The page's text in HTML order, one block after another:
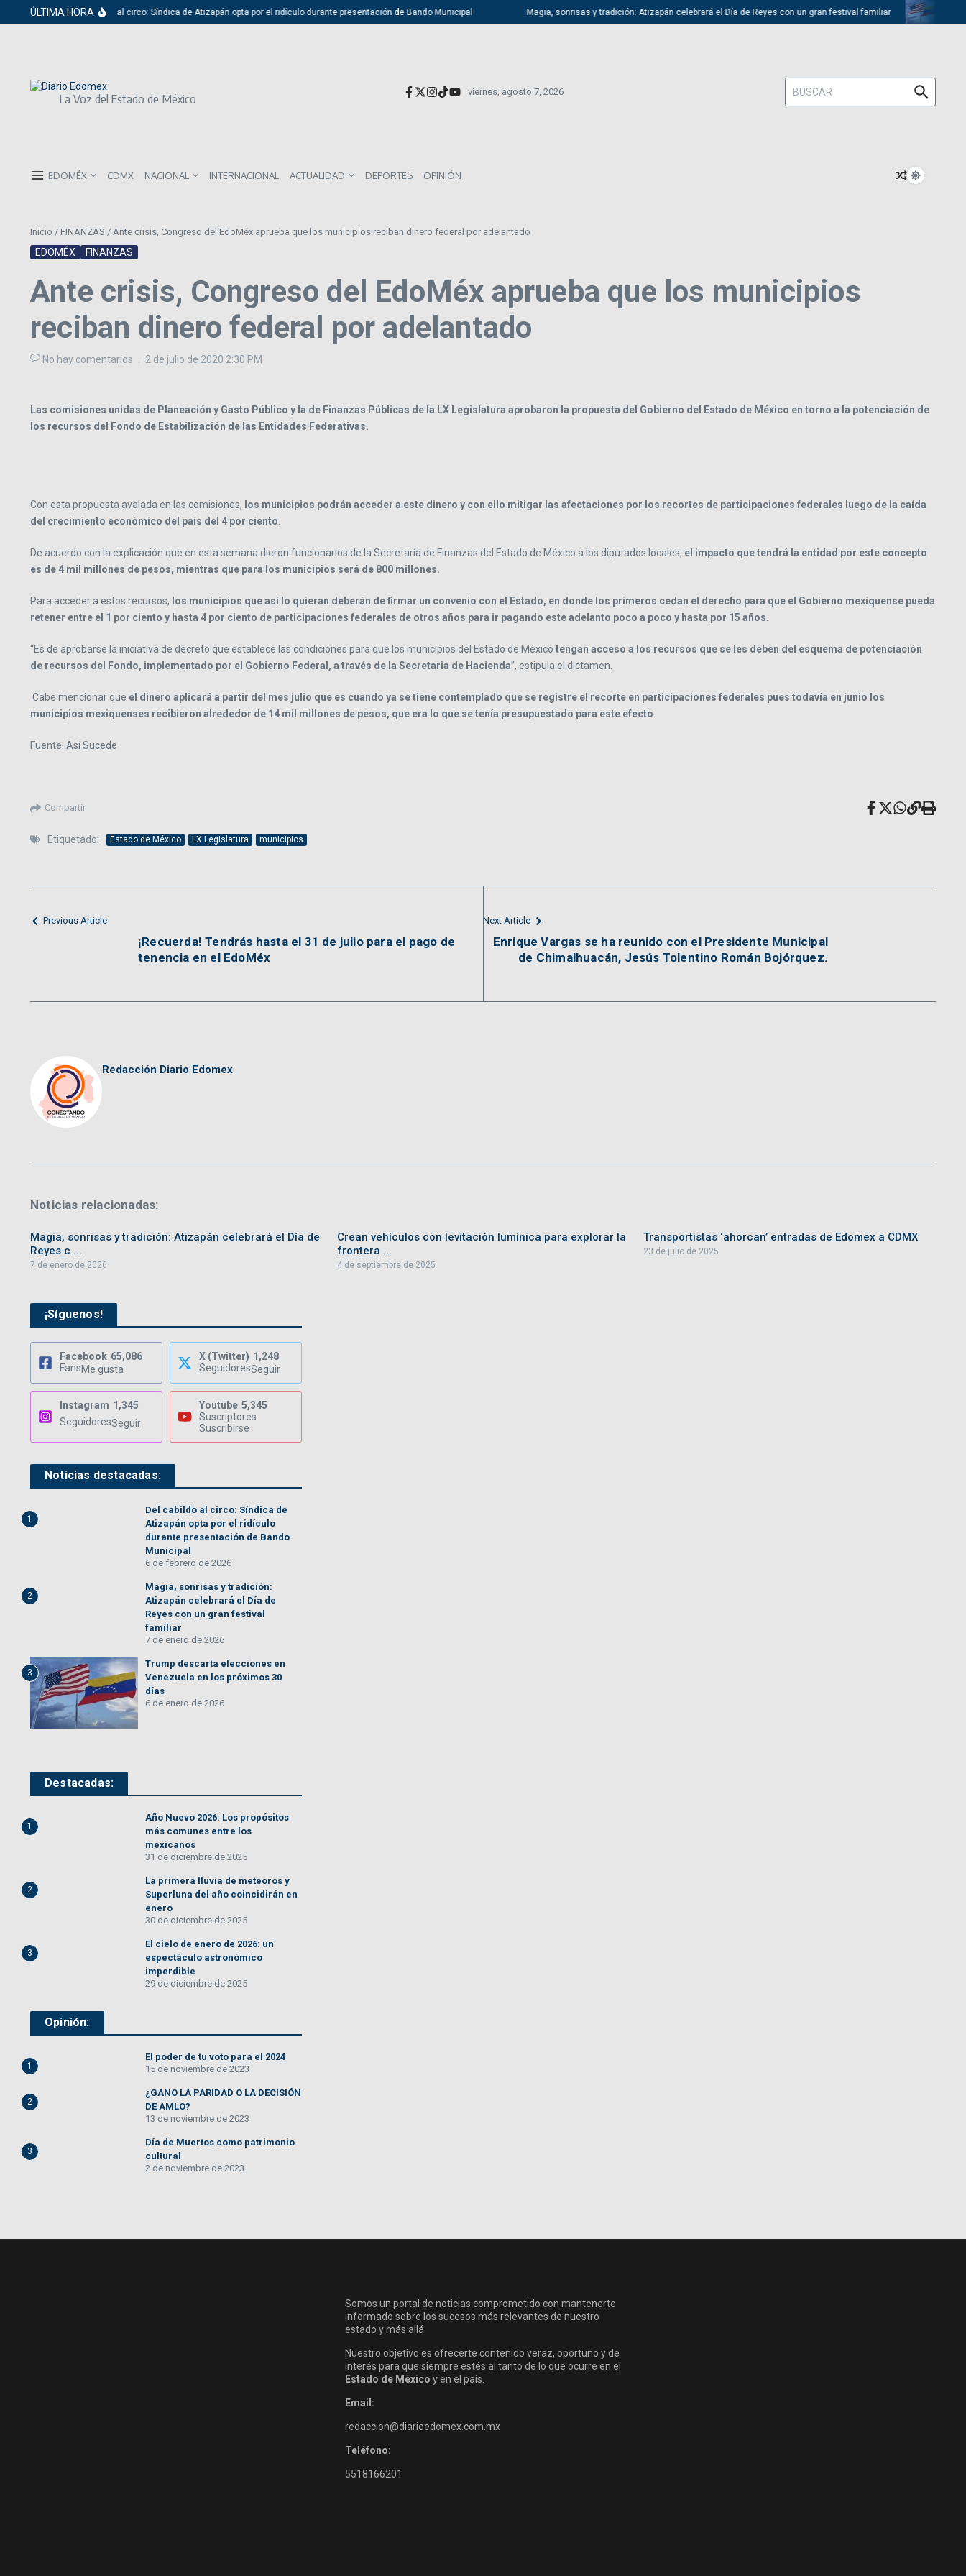
Saltar al contenido
ÚLTIMA HORA
Del cabildo al circo: Síndica de Atizapán opta por el ridículo durante presentación de Bando Municipal Magia, sonrisas y tradición: Atizapán celebrará el Día de Reyes con un gran festival familiar Trump
La Voz del Estado de México viernes, agosto 7, 2026
Buscar:
EDOMÉX CDMX NACIONAL INTERNACIONAL ACTUALIDAD DEPORTES OPINIÓN
Inicio / FINANZAS / Ante crisis, Congreso del EdoMéx aprueba que los municipios reciban dinero federal por adelantado
EDOMÉX FINANZAS
Ante crisis, Congreso del EdoMéx aprueba que los municipios
reciban dinero federal por adelantado
No hay comentarios 2 de julio de 2020 2:30 PM
Las comisiones unidas de Planeación y Gasto Público y la de Finanzas Públicas de la LX Legislatura aprobaron la propuesta del Gobierno del Estado de México en torno a la potenciación de
los recursos del Fondo de Estabilización de las Entidades Federativas.
Con esta propuesta avalada en las comisiones, los municipios podrán acceder a este dinero y con ello mitigar las afectaciones por los recortes de participaciones federales luego de la caída
del crecimiento económico del país del 4 por ciento.
De acuerdo con la explicación que en esta semana dieron funcionarios de la Secretaría de Finanzas del Estado de México a los diputados locales, el impacto que tendrá la entidad por este concepto
es de 4 mil millones de pesos, mientras que para los municipios será de 800 millones.
Para acceder a estos recursos, los municipios que así lo quieran deberán de firmar un convenio con el Estado, en donde los primeros cedan el derecho para que el Gobierno mexiquense pueda
retener entre el 1 por ciento y hasta 4 por ciento de participaciones federales de otros años para ir pagando este adelanto poco a poco y hasta por 15 años.
“Es de aprobarse la iniciativa de decreto que establece las condiciones para que los municipios del Estado de México tengan acceso a los recursos que se les deben del esquema de potenciación
de recursos del Fondo, implementado por el Gobierno Federal, a través de la Secretaria de Hacienda”, estipula el dictamen.
Cabe mencionar que el dinero aplicará a partir del mes julio que es cuando ya se tiene contemplado que se registre el recorte en participaciones federales pues todavía en junio los
municipios mexiquenses recibieron alrededor de 14 mil millones de pesos, que era lo que se tenía presupuestado para este efecto.
Fuente: Así Sucede
Compartir
Etiquetado: Estado de México LX Legislatura municipios
Previous Article
¡Recuerda! Tendrás hasta el 31 de julio para el pago de
tenencia en el EdoMéx
Next Article
Enrique Vargas se ha reunido con el Presidente Municipal
de Chimalhuacán, Jesús Tolentino Román Bojórquez.
Redacción Diario Edomex
Noticias relacionadas:
Magia, sonrisas y tradición: Atizapán celebrará el Día de
Reyes c ...
7 de enero de 2026
Crean vehículos con levitación lumínica para explorar la
frontera ...
4 de septiembre de 2025
Transportistas ‘ahorcan’ entradas de Edomex a CDMX
23 de julio de 2025
¡Síguenos!
Facebook 65,086
FansMe gusta
X (Twitter) 1,248
SeguidoresSeguir
Instagram 1,345
SeguidoresSeguir
Youtube 5,345
Suscriptores
Suscribirse
Noticias destacadas:
1
Del cabildo al circo: Síndica de
Atizapán opta por el ridículo
durante presentación de Bando
Municipal
6 de febrero de 2026
2
Magia, sonrisas y tradición:
Atizapán celebrará el Día de
Reyes con un gran festival
familiar
7 de enero de 2026
3
Trump descarta elecciones en
Venezuela en los próximos 30
días
6 de enero de 2026
Destacadas:
1
Año Nuevo 2026: Los propósitos
más comunes entre los
mexicanos
31 de diciembre de 2025
2
La primera lluvia de meteoros y
Superluna del año coincidirán en
enero
30 de diciembre de 2025
3
El cielo de enero de 2026: un
espectáculo astronómico
imperdible
29 de diciembre de 2025
Opinión:
1
El poder de tu voto para el 2024
15 de noviembre de 2023
2
¿GANO LA PARIDAD O LA DECISIÓN
DE AMLO?
13 de noviembre de 2023
3
Día de Muertos como patrimonio
cultural
2 de noviembre de 2023
Somos un portal de noticias comprometido con mantenerte
informado sobre los sucesos más relevantes de nuestro
estado y más allá.
Nuestro objetivo es ofrecerte contenido veraz, oportuno y de
interés para que siempre estés al tanto de lo que ocurre en el
Estado de México y en el país.
Email:
redaccion@diarioedomex.com.mx
Teléfono:
5518166201